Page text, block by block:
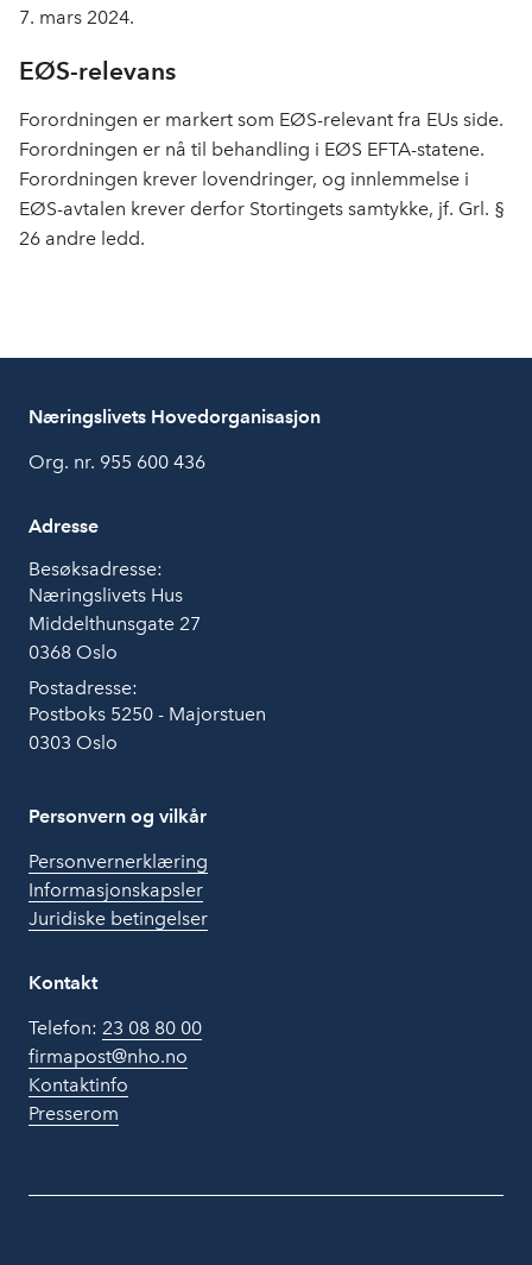
7. mars 2024.
EØS-relevans
Forordningen er markert som EØS-relevant fra EUs side.
Forordningen er nå til behandling i EØS EFTA-statene.
Forordningen krever lovendringer, og innlemmelse i
EØS-avtalen krever derfor Stortingets samtykke, jf. Grl. §
26 andre ledd.
Næringslivets Hovedorganisasjon
Org. nr. 955 600 436
Adresse
Besøksadresse:
Næringslivets Hus
Middelthunsgate 27
0368 Oslo
Postadresse:
Postboks 5250 - Majorstuen
0303 Oslo
Personvern og vilkår
Personvernerklæring
Informasjonskapsler
Juridiske betingelser
Kontakt
Telefon: 23 08 80 00
firmapost@nho.no
Kontaktinfo
Presserom